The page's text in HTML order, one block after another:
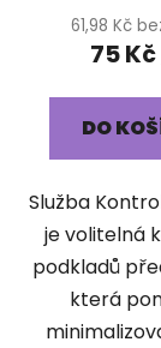
61,98 Kč
75 Kč
DO
Služba
je volitelná
podkladů
která